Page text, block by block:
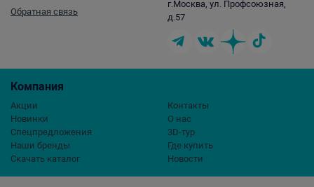
Компания
Акции
Новинки
Спецпредложения
Наши бренды
Скачать каталог
Контакты
О нас
3D-тур
Где купить
Новости
Обратная связь
г.Москва, ул. Профсоюзная,
д.57